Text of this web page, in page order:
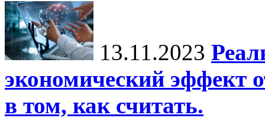
13.11.2023
экономический эффект
в том, как считать.